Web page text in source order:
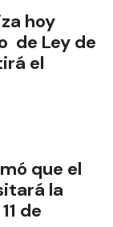
hoy
de Ley de
el
que el
la
de